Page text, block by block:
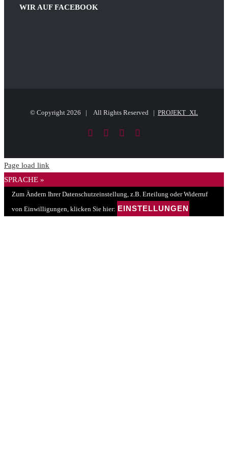
WIR AUF FACEBOOK
© Copyright 2026 | All Rights Reserved | PROJEKT_XL
FacebookLinkedIn
PayPal
Page load link
SPRACHE »
Zum Ändern Ihrer Datenschutzeinstellung, z.B. Erteilung oder Widerruf
von Einwilligungen, klicken Sie hier: EINSTELLUNGEN